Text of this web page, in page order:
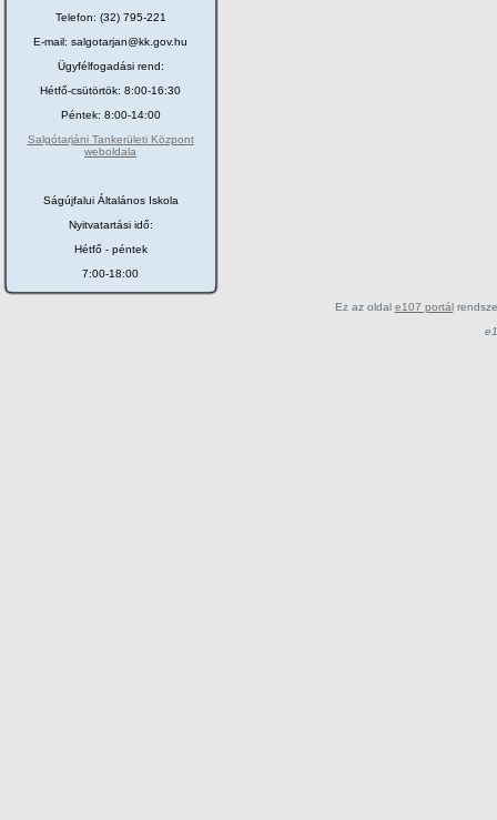
Telefon: (32) 795-221
E-mail: salgotarjan@kk.gov.hu
Ügyfélfogadási rend:
Hétfő-csütörtök: 8:00-16:30
Péntek: 8:00-14:00
Salgótarjáni Tankerületi Központ
weboldala
Ságújfalui Általános Iskola
Nyitvatartási idő:
Hétfő - péntek
7:00-18:00
Ez az oldal e107 portál